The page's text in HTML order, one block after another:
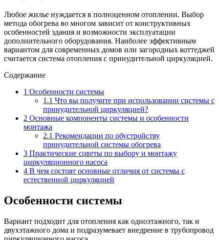
Любое жилье нуждается в полноценном отоплении. Выбор
метода обогрева во многом зависит от конструктивных
особенностей здания и возможности эксплуатации
дополнительного оборудования. Наиболее эффективным
вариантом для современных домов или загородных коттеджей
считается система отопления с принудительной циркуляцией.
Содержание
1 Особенности системы
1.1 Что вы получите при использовании системы с
принудительной циркуляцией?
2 Основные компоненты системы и особенности
монтажа
2.1 Рекомендации по обустройству
принудительной системы обогрева
3 Практические советы по выбору и монтажу
циркуляционного насоса
4 В чем состоят основные отличия от системы с
естественной циркуляцией
Особенности системы
Вариант подходит для отопления как одноэтажного, так и
двухэтажного дома и подразумевает внедрение в трубопровод